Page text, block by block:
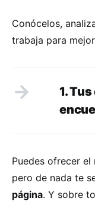
Conócelos,
trabaja para
1.
Puedes ofrecer
pero de nada te
página. Y sobre